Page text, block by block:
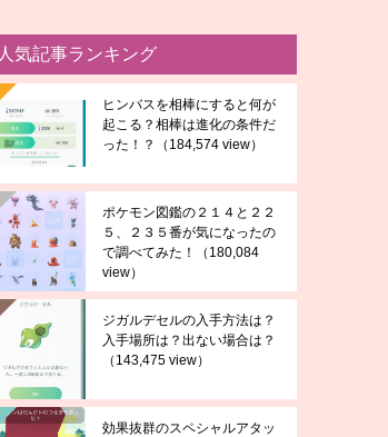
人気記事ランキング
ヒンバスを相棒にすると何が
起こる？相棒は進化の条件だ
った！？
（184,574 view）
ポケモン図鑑の２１４と２２
５、２３５番が気になったの
で調べてみた！
（180,084
view）
ジガルデセルの入手方法は？
入手場所は？出ない場合は？
（143,475 view）
効果抜群のスペシャルアタッ